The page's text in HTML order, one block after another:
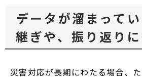
データが溜まって
継ぎや、振り返り
災害対応が長期にわたる場合、